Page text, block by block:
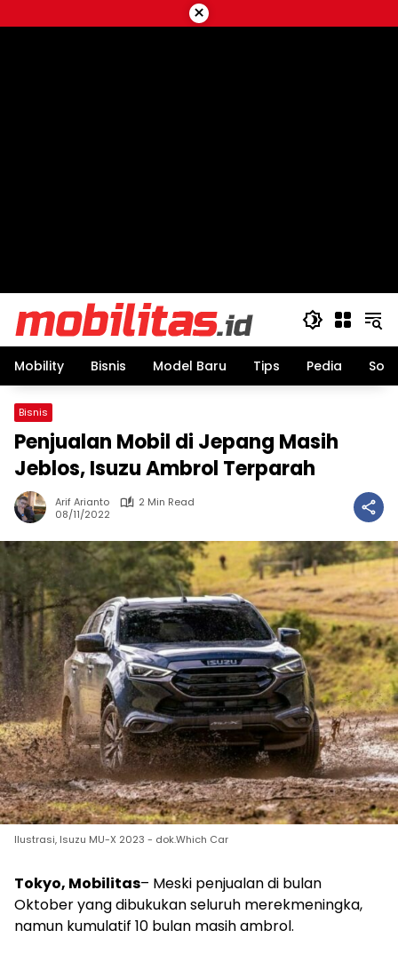
to
×
Mobility Bisnis Model Baru Tips Pedia
Bisnis
Penjualan Mobil di Jepang Masih
Jeblos, Isuzu Ambrol Terparah
Arif Arianto
2 Min Read
08/11/2022
Ilustrasi, Isuzu MU-X 2023 - dok.Which Car
Tokyo, Mobilitas– Meski penjualan di bulan
Oktober yang dibukukan seluruh merekmeningka,
namun kumulatif 10 bulan masih ambrol.